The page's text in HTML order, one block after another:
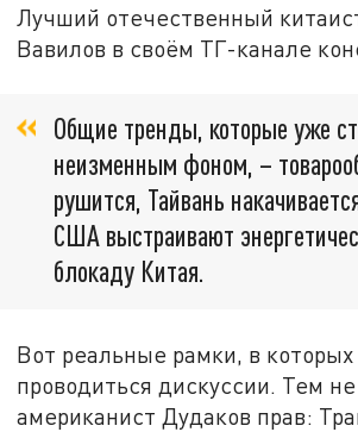
Лучший отечественный
Вавилов в своём ТГ-канале
Общие тренды, которые уже
неизменным фоном, –
рушится, Тайвань
США выстраивают
блокаду Китая.
Вот реальные рамки, в которых
проводиться дискуссии. Тем
американист Дудаков прав: